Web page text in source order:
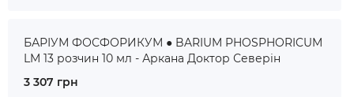
БАРІУМ ФОСФОРИКУМ ● BARIUM PHOSPHORICUM
LM 13 розчин 10 мл - Аркана Доктор Северін
3 307 грн